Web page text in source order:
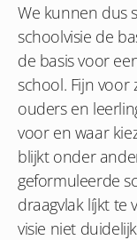
We kunnen dus
schoolvisie de
de basis voor
school. Fijn voor
ouders en
voor en waar
blijkt onder
geformuleerde
draagvlak líjkt te
visie niet